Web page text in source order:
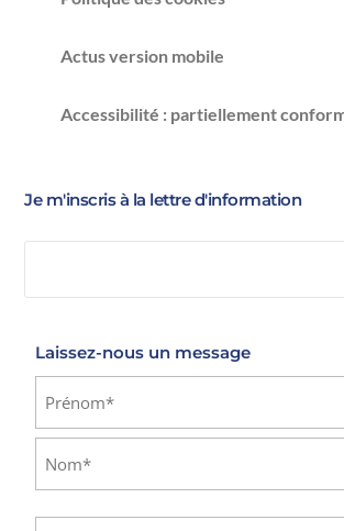
Actus version mobile
Accessibilité : partiellement
Je m'inscris à la lettre d'information
Laissez-nous un message
Prénom